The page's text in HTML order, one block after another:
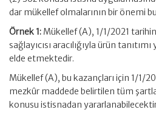
dar mükellef olmalarının bir önemi
Örnek 1: Mükellef (A), 1/1/2021
sağlayıcısı aracılığıyla ürün
elde etmektedir.
Mükellef (A), bu kazançları için 1/1/
mezkûr maddede belirtilen tüm
konusu istisnadan